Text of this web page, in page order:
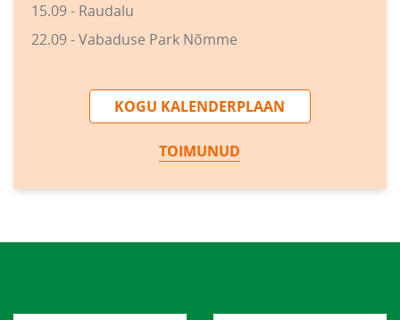
15.09 - Raudalu
22.09 - Vabaduse Park Nõmme
KOGU KALENDERPLAAN
TOIMUNUD